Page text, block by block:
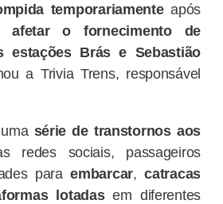
temporariamenteapós
afetar o fornecimento de
estações Brás e Sebastião
a Trivia Trens, responsável
série de transtornos aos
redes sociais, passageiros
paraembarcar,catracas
lotadasem diferentes